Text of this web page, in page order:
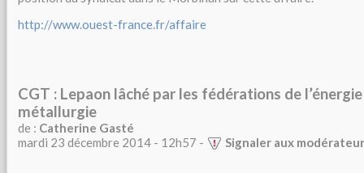
http://www.ouest-france.fr/affaire
CGT : Lepaon lâché par les fédérations de
métallurgie
de : Catherine Gasté
mardi 23 décembre 2014 - 12h57 -
Signaler aux